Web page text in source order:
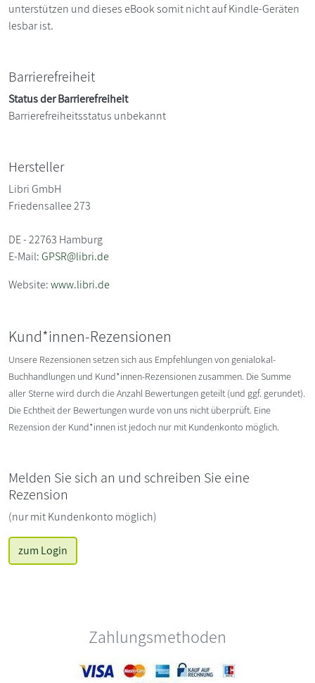
unterstützen und dieses eBook somit nicht auf Kindle-Geräten
lesbar ist.
Barrierefreiheit
Status der Barrierefreiheit
Barrierefreiheitsstatus unbekannt
Hersteller
Libri GmbH
Friedensallee 273
DE - 22763 Hamburg
E-Mail:GPSR@libri.de
Website:www.libri.de
Kund*innen-Rezensionen
Unsere Rezensionen setzen sich aus Empfehlungen von genialokal-
Buchhandlungen und Kund*innen-Rezensionen zusammen. Die Summe
aller Sterne wird durch die Anzahl Bewertungen geteilt (und ggf. gerundet).
Die Echtheit der Bewertungen wurde von uns nicht überprüft. Eine
Rezension der Kund*innen ist jedoch nur mit Kundenkonto möglich.
Melden Sie sich an und schreiben Sie eine
Rezension
(nur mit Kundenkonto möglich)
zum Login
Zahlungsmethoden